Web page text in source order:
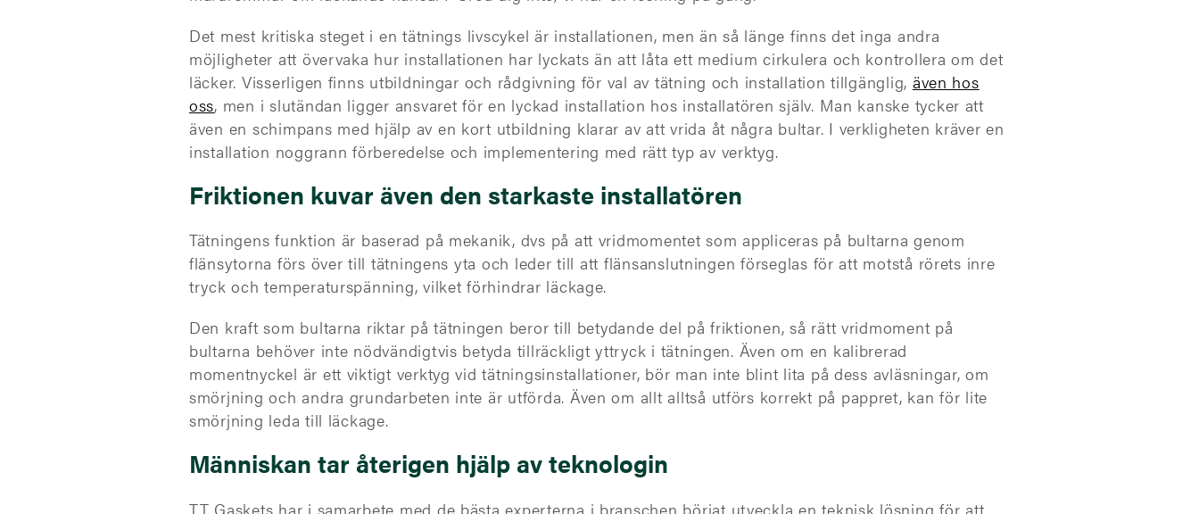
Det mest kritiska steget i en tätnings livscykel är installationen, men än så länge finns det inga andra
möjligheter att övervaka hur installationen har lyckats än att låta ett medium cirkulera och kontrollera om det
läcker. Visserligen finns utbildningar och rådgivning för val av tätning och installation tillgänglig, även hos
oss, men i slutändan ligger ansvaret för en lyckad installation hos installatören själv. Man kanske tycker att
även en schimpans med hjälp av en kort utbildning klarar av att vrida åt några bultar. I verkligheten kräver en
installation noggrann förberedelse och implementering med rätt typ av verktyg.
Friktionen kuvar även den starkaste installatören
Tätningens funktion är baserad på mekanik, dvs på att vridmomentet som appliceras på bultarna genom
flänsytorna förs över till tätningens yta och leder till att flänsanslutningen förseglas för att motstå rörets inre
tryck och temperaturspänning, vilket förhindrar läckage.
Den kraft som bultarna riktar på tätningen beror till betydande del på friktionen, så rätt vridmoment på
bultarna behöver inte nödvändigtvis betyda tillräckligt yttryck i tätningen. Även om en kalibrerad
momentnyckel är ett viktigt verktyg vid tätningsinstallationer, bör man inte blint lita på dess avläsningar, om
smörjning och andra grundarbeten inte är utförda. Även om allt alltså utförs korrekt på pappret, kan för lite
smörjning leda till läckage.
Människan tar återigen hjälp av teknologin
TT Gaskets har i samarbete med de bästa experterna i branschen börjat utveckla en teknisk lösning för att